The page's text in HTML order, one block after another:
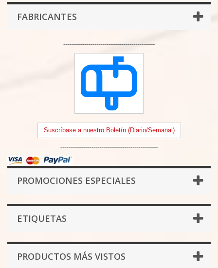
FABRICANTES
-----------------------------------------------
Suscríbase a nuestro Boletín (Diario/Semanal)
--------------------------------------------------
PROMOCIONES ESPECIALES
ETIQUETAS
PRODUCTOS MÁS VISTOS